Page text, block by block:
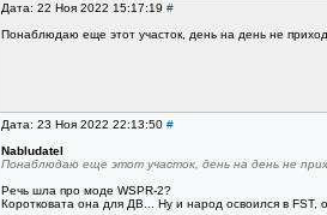
Дата: 22 Ноя 2022 15:17:19 #
Понаблюдаю еще этот участок, день на день не
Дата: 23 Ноя 2022 22:13:50 #
Nabludatel
Понаблюдаю еще этот участок, день на день не
Речь шла про моде WSPR-2?
Коротковата она для ДВ... Ну и народ освоился в FST,